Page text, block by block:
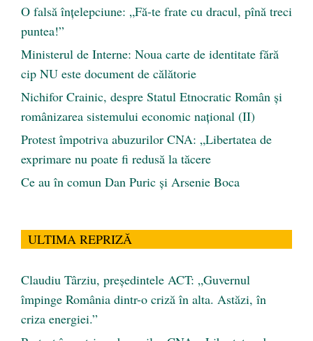
O falsă înțelepciune: „Fă-te frate cu dracul, pînă treci
puntea!”
Ministerul de Interne: Noua carte de identitate fără
cip NU este document de călătorie
Nichifor Crainic, despre Statul Etnocratic Român şi
românizarea sistemului economic naţional (II)
Protest împotriva abuzurilor CNA: „Libertatea de
exprimare nu poate fi redusă la tăcere
Ce au în comun Dan Puric şi Arsenie Boca
ULTIMA REPRIZĂ
Claudiu Târziu, președintele ACT: „Guvernul
împinge România dintr-o criză în alta. Astăzi, în
criza energiei.”